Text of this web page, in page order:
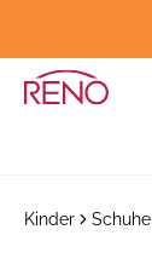
Kinder Schuhe